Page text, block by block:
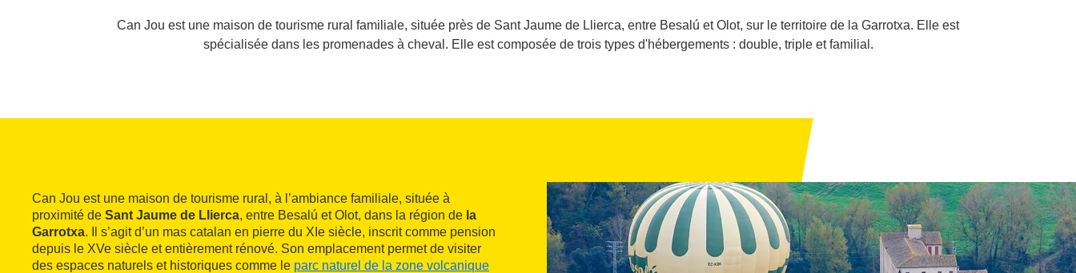
Can Jou est une maison de tourisme rural familiale, située près de Sant Jaume de Llierca, entre Besalú et Olot, sur le territoire de la Garrotxa. Elle est
spécialisée dans les promenades à cheval. Elle est composée de trois types d'hébergements : double, triple et familial.
Can Jou est une maison de tourisme rural, à l’ambiance familiale, située à
proximité de Sant Jaume de Llierca, entre Besalú et Olot, dans la région de la
Garrotxa. Il s’agit d’un mas catalan en pierre du XIe siècle, inscrit comme pension
depuis le XVe siècle et entièrement rénové. Son emplacement permet de visiter
des espaces naturels et historiques comme le parc naturel de la zone volcanique